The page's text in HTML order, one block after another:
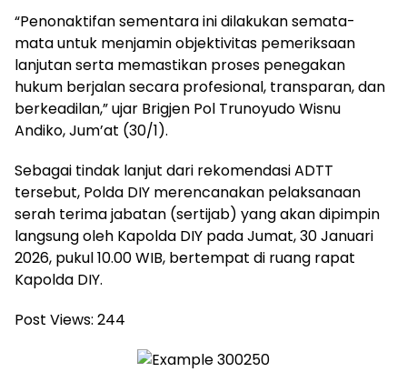
“Penonaktifan sementara ini dilakukan semata-
mata untuk menjamin objektivitas pemeriksaan
lanjutan serta memastikan proses penegakan
hukum berjalan secara profesional, transparan, dan
berkeadilan,” ujar Brigjen Pol Trunoyudo Wisnu
Andiko, Jum’at (30/1).
Sebagai tindak lanjut dari rekomendasi ADTT
tersebut, Polda DIY merencanakan pelaksanaan
serah terima jabatan (sertijab) yang akan dipimpin
langsung oleh Kapolda DIY pada Jumat, 30 Januari
2026, pukul 10.00 WIB, bertempat di ruang rapat
Kapolda DIY.
Post Views: 244